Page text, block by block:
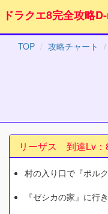
ドラクエ8完全攻略
TOP 攻略チャート
リーザス 到達Lv：
村の入り口で『ポル
『ゼシカの家』に行